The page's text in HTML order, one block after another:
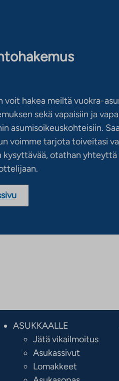
voit hakea meiltä vuokra-
sekä vapaisiin ja
asumisoikeuskohteisiin.
voimme tarjota toiveitasi
kysyttävää, otathan yhteyttä
ASUKKAALLE
Jätä vikailmoitus
Asukassivut
Lomakkeet